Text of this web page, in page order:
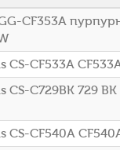
CF353A
CF533A
C729BK 729
CS-CF540A